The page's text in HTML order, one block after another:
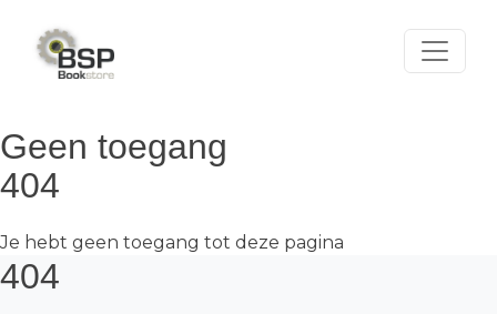
content
Geen toegang
404
Je hebt geen toegang tot deze pagina
404